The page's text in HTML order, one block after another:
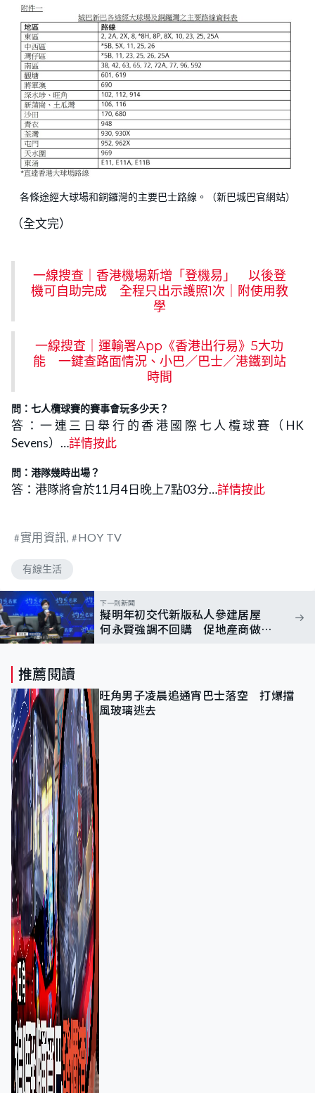
各條途經大球場和銅鑼灣的主要巴士路線。（新巴城巴官網站）
（全文完）
一線搜查｜香港機場新增「登機易」 以後登
機可自助完成 全程只出示護照1次｜附使用教
學
一線搜查｜運輸署App《香港出行易》5大功
能 一鍵查路面情況、小巴／巴士／港鐵到站
時間
問：七人欖球賽的賽事會玩多少天？
答：一連三日舉行的香港國際七人欖球賽（HK
Sevens）…詳情按此
問：港隊幾時出場？
答：港隊將會於11月4日晚上7點03分…詳情按此
實用資訊 HOY TV
有線生活
下一則新聞
擬明年初交代新版私人參建居屋
何永賢強調不回購 促地產商做好
推薦閱讀
旺角男子凌晨追通宵巴士落空 打爆擋
風玻璃逃去